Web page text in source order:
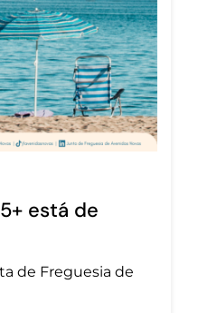
está de
de Freguesia de